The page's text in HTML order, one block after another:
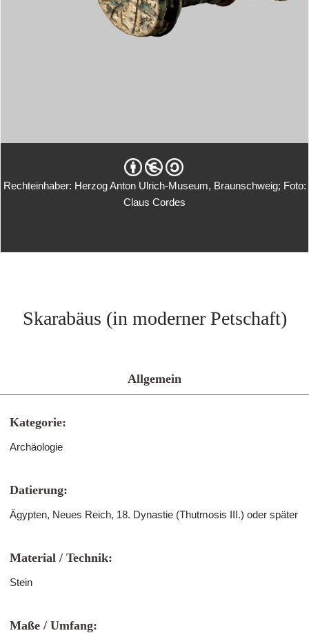
Rechteinhaber: Herzog Anton Ulrich-Museum, Braunschweig; Foto:
Claus Cordes
Skarabäus (in moderner Petschaft)
Allgemein
Kategorie:
Archäologie
Datierung:
Ägypten, Neues Reich, 18. Dynastie (Thutmosis III.) oder später
Material / Technik:
Stein
Maße / Umfang: